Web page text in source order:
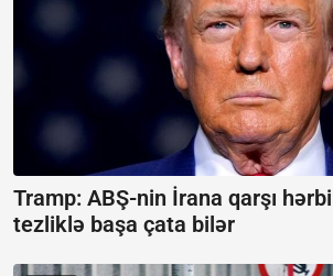
Tramp: ABŞ-nin İrana qarşı
tezliklə başa çata bilər